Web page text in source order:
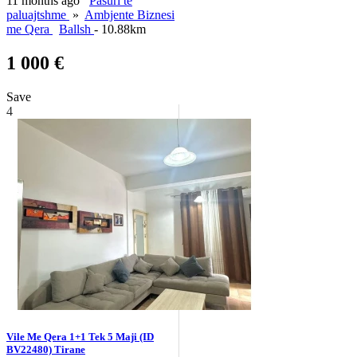
paluajtshme » Ambjente Biznesi
me Qera
Ballsh - 10.88km
1 000 €
Save
4
Vile Me Qera 1+1 Tek 5 Maji (ID
BV22480) Tirane